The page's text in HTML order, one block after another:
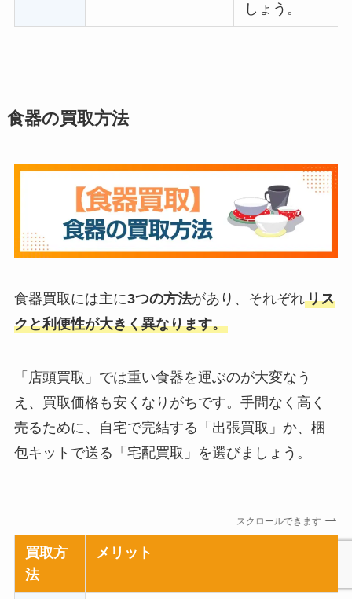
しょう。
食器の買取方法
食器買取には主に3つの方法があり、それぞれリス
クと利便性が大きく異なります。
「店頭買取」では重い食器を運ぶのが大変なう
え、買取価格も安くなりがちです。手間なく高く
売るために、自宅で完結する「出張買取」か、梱
包キットで送る「宅配買取」を選びましょう。
スクロールできます
買取方
法
メリット